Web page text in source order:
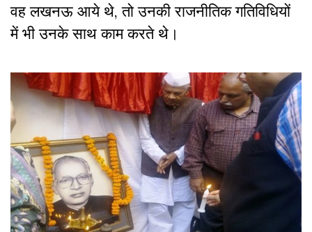
वह लखनऊ आये थे, तो उनकी राजनीतिक गतिविधियों
में भी उनके साथ काम करते थे।